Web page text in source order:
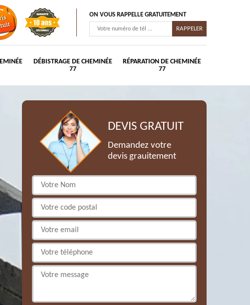
ON VOUS RAPPELLE GRATUITEMENT
DÉBISTRAGE DE CHEMINÉE
77
RÉPARATION DE CHEMINÉE
77
DEVIS GRATUIT
Demandez votre
devis grauitement